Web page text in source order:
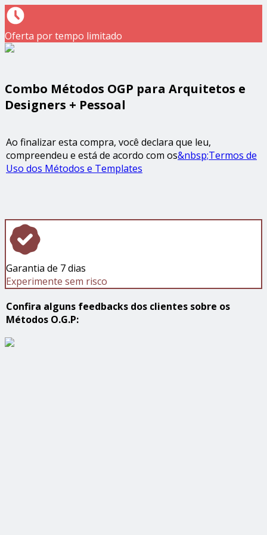
Oferta por tempo limitado
Combo Métodos OGP para Arquitetos e
Designers + Pessoal
Ao finalizar esta compra, você declara que leu,
compreendeu e está de acordo com os&nbsp;Termos de
Uso dos Métodos e Templates
Garantia de 7 dias
Experimente sem risco
Confira alguns feedbacks dos clientes sobre os
Métodos O.G.P: